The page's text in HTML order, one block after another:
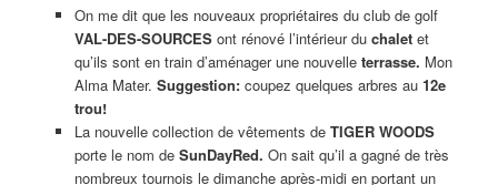
On me dit que les nouveaux propriétaires du club de golf
VAL-DES-SOURCESont rénové l’intérieur du chaletet
qu’ils sont en train d’aménager une nouvelle terrasse. Mon
Alma Mater. Suggestion:coupez quelques arbres au 12e
trou!
La nouvelle collection de vêtements de TIGER WOODS
porte le nom de SunDayRed. On sait qu’il a gagné de très
nombreux tournois le dimanche après-midi en portant un